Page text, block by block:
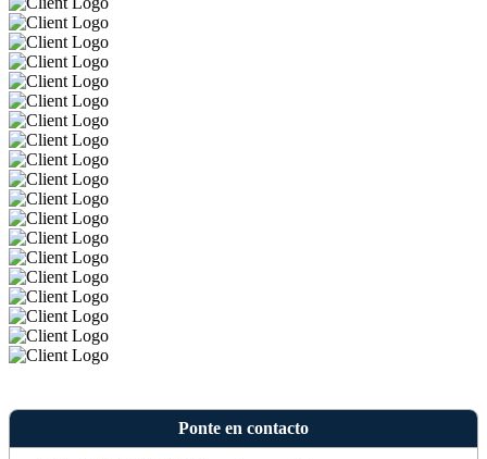
Ponte en contacto